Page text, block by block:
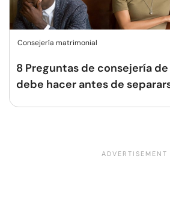
Consejería matrimonial
8 Preguntas de consejería
debe hacer antes de